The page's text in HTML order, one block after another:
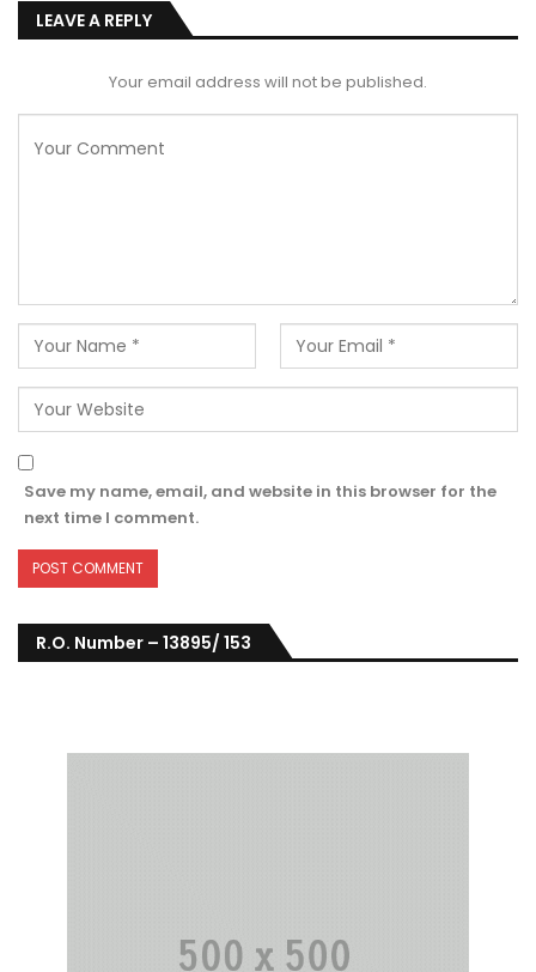
LEAVE A REPLY
Your email address will not be published.
Save my name, email, and website in this browser for the
next time I comment.
R.O. Number – 13895/ 153